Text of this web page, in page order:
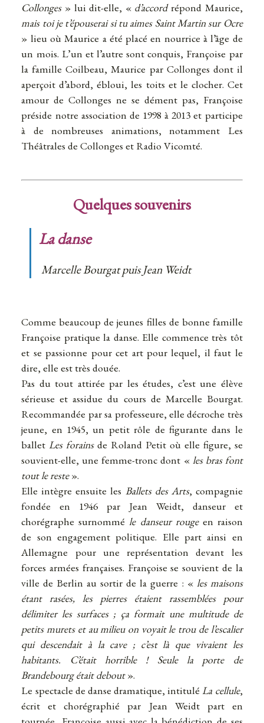
Collonges » lui dit-elle, « d’accordrépond Maurice,
mais toi je t’épouserai si tu aimes Saint Martin sur Ocre
» lieu où Maurice a été placé en nourrice à l’âge de
un mois. L’un et l’autre sont conquis, Françoise par
la famille Coilbeau, Maurice par Collonges dont il
aperçoit d’abord, ébloui, les toits et le clocher. Cet
amour de Collonges ne se dément pas, Françoise
préside notre association de 1998 à 2013 et participe
à de nombreuses animations, notamment Les
Théâtrales de Collonges et Radio Vicomté.
Quelques souvenirs
La danse
Marcelle Bourgat puis Jean Weidt
Comme beaucoup de jeunes filles de bonne famille
Françoise pratique la danse. Elle commence très tôt
et se passionne pour cet art pour lequel, il faut le
dire, elle est très douée.
Pas du tout attirée par les études, c’est une élève
sérieuse et assidue du cours de Marcelle Bourgat.
Recommandée par sa professeure, elle décroche très
jeune, en 1945, un petit rôle de figurante dans le
balletLes forainsde Roland Petit où elle figure, se
souvient-elle, une femme-tronc dont « les bras font
tout le reste».
Elle intègre ensuite les Ballets des Arts, compagnie
fondée en 1946 par Jean Weidt, danseur et
chorégraphe surnomméle danseur rougeen raison
de son engagement politique. Elle part ainsi en
Allemagne pour une représentation devant les
forces armées françaises. Françoise se souvient de la
ville de Berlin au sortir de la guerre : « les maisons
étant rasées, les pierres étaient rassemblées pour
délimiter les surfaces ; ça formait une multitude de
petits murets et au milieu on voyait le trou de l’escalier
qui descendait à la cave ; c’est là que vivaient les
habitants. C’était horrible ! Seule la porte de
Brandebourg était debout».
Le spectacle de danse dramatique, intituléLa cellule,
écrit et chorégraphié par Jean Weidt part en